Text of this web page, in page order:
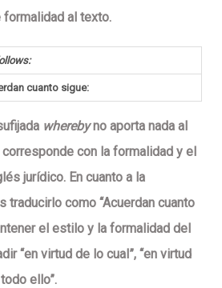
al texto.
cuanto sigue:
wherebyno aporta nada al
con la formalidad y el
jurídico. En cuanto a la
traducirlo como “Acuerdan cuanto
el estilo y la formalidad del
“en virtud de lo cual”, “en virtud
ello”.